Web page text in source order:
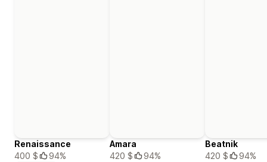
Renaissance
400 $
94%
Amara
420 $
94%
Beatnik
420 $
94%